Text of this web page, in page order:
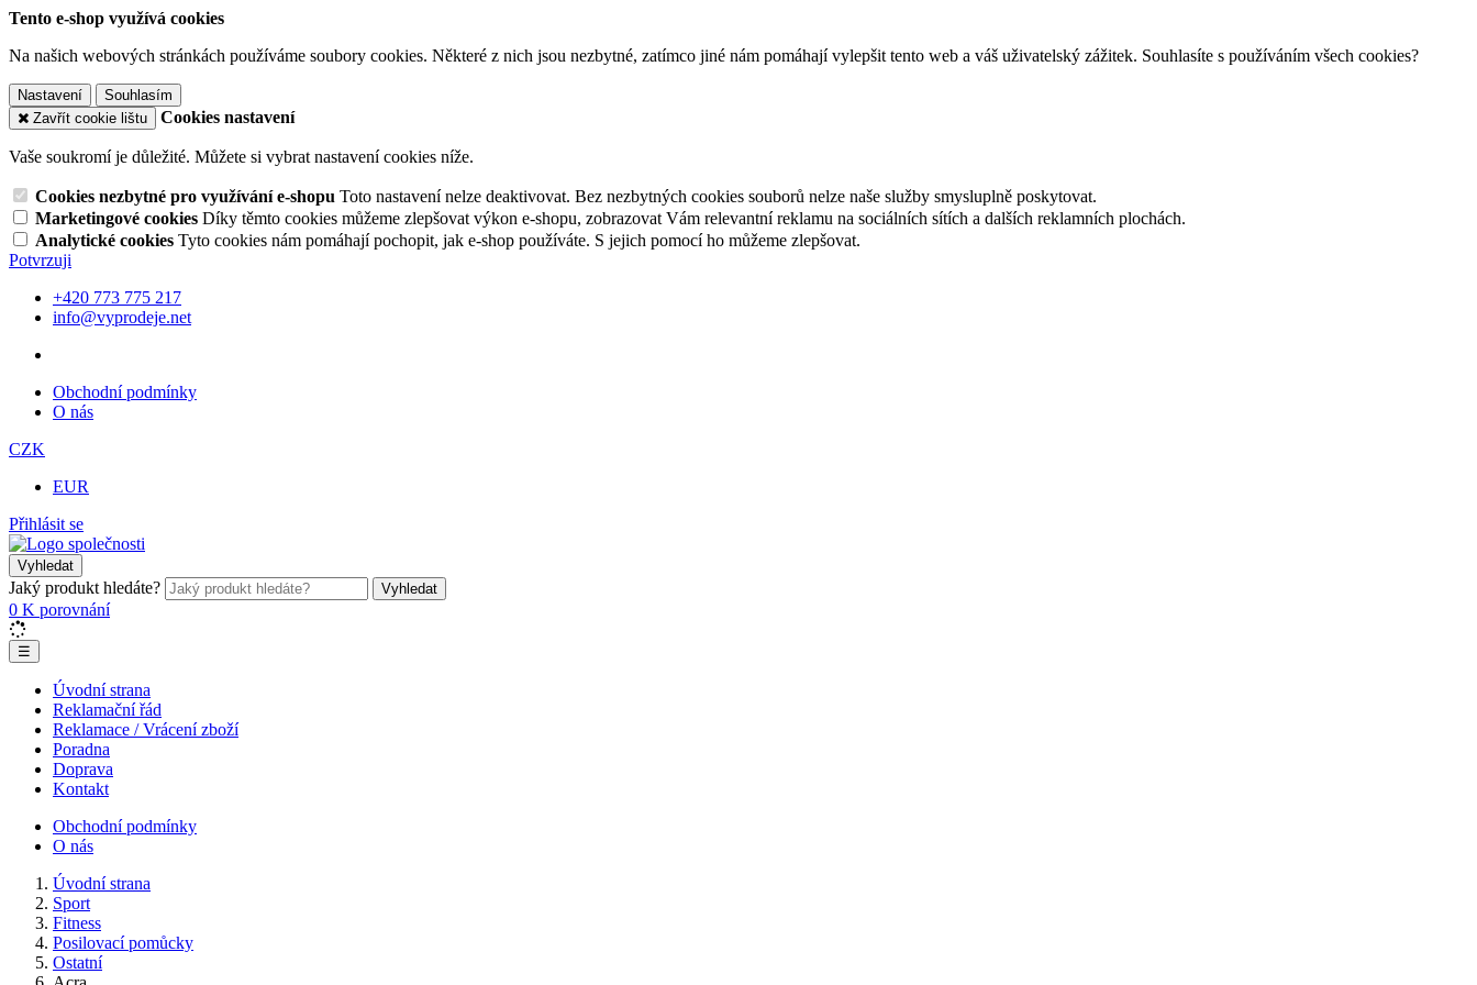
Tento e-shop využívá cookies
Na našich webových stránkách používáme soubory cookies. Některé z nich jsou nezbytné, zatímco jiné nám pomáhají vylepšit tento web a váš uživatelský zážitek. Souhlasíte s používáním všech cookies?
Nastavení
Souhlasím
Zavřít cookie lištu
Cookies nastavení
Vaše soukromí je důležité. Můžete si vybrat nastavení cookies níže.
Cookies nezbytné pro využívání e-shopu Toto nastavení nelze deaktivovat. Bez nezbytných cookies souborů nelze naše služby smysluplně poskytovat.
Marketingové cookies Díky těmto cookies můžeme zlepšovat výkon e-shopu, zobrazovat Vám relevantní reklamu na sociálních sítích a dalších reklamních plochách.
Analytické cookies Tyto cookies nám pomáhají pochopit, jak e-shop používáte. S jejich pomocí ho můžeme zlepšovat.
Potvrzuji
+420 773 775 217
info@vyprodeje.net
Obchodní podmínky
O nás
CZK
EUR
Přihlásit se
Vyhledat
Jaký produkt hledáte? Vyhledat
0 K porovnání
☰
Úvodní strana
Reklamační řád
Reklamace / Vrácení zboží
Poradna
Doprava
Kontakt
Obchodní podmínky
O nás
Úvodní strana
Sport
Fitness
Posilovací pomůcky
Ostatní